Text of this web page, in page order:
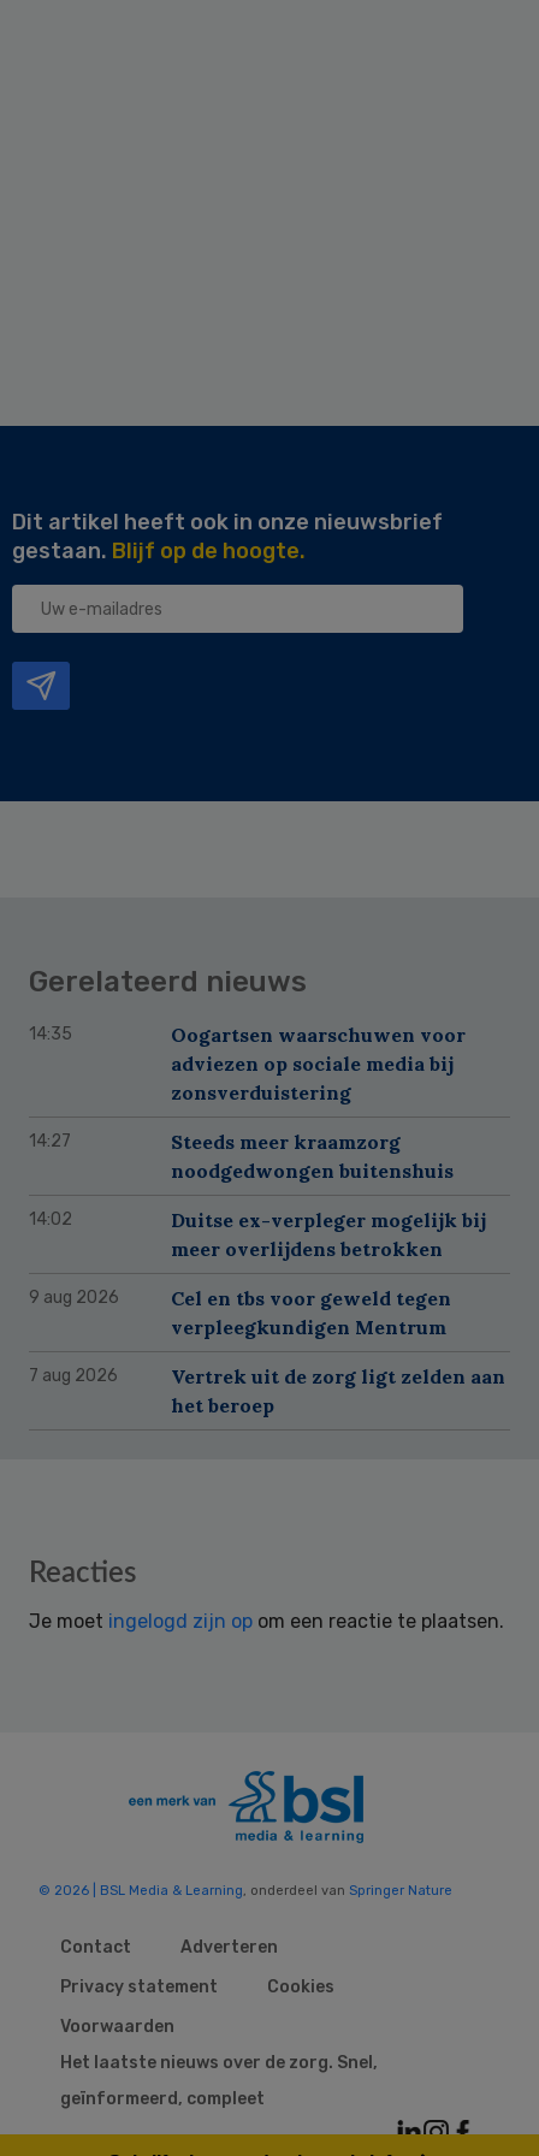
Dit artikel heeft ook in onze nieuwsbrief
gestaan. Blijf op de hoogte.
Uw
Gerelateerd nieuws
14:35
Oogartsen waarschuwen voor
adviezen op sociale media bij
zonsverduistering
14:27
Steeds meer kraamzorg
noodgedwongen buitenshuis
14:02
Duitse ex-verpleger mogelijk bij
meer overlijdens betrokken
9 aug 2026
Cel en tbs voor geweld tegen
verpleegkundigen Mentrum
7 aug 2026
Vertrek uit de zorg ligt zelden aan
het beroep
Reader
Reacties
Je moet ingelogd zijn op om een reactie te plaatsen.
© 2026 | BSL Media & Learning, onderdeel van Springer Nature
Contact
Adverteren
Privacy statement
Cookies
Voorwaarden
Het laatste nieuws over de zorg. Snel,
geïnformeerd, compleet